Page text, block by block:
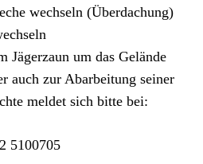
wechseln (Überdachung)
Jägerzaunum das Gelände
auch zur Abarbeitung seiner
meldet sich bitte bei:
5100705